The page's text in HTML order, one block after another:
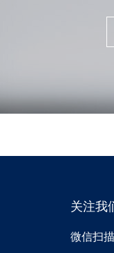
关注我
微信扫